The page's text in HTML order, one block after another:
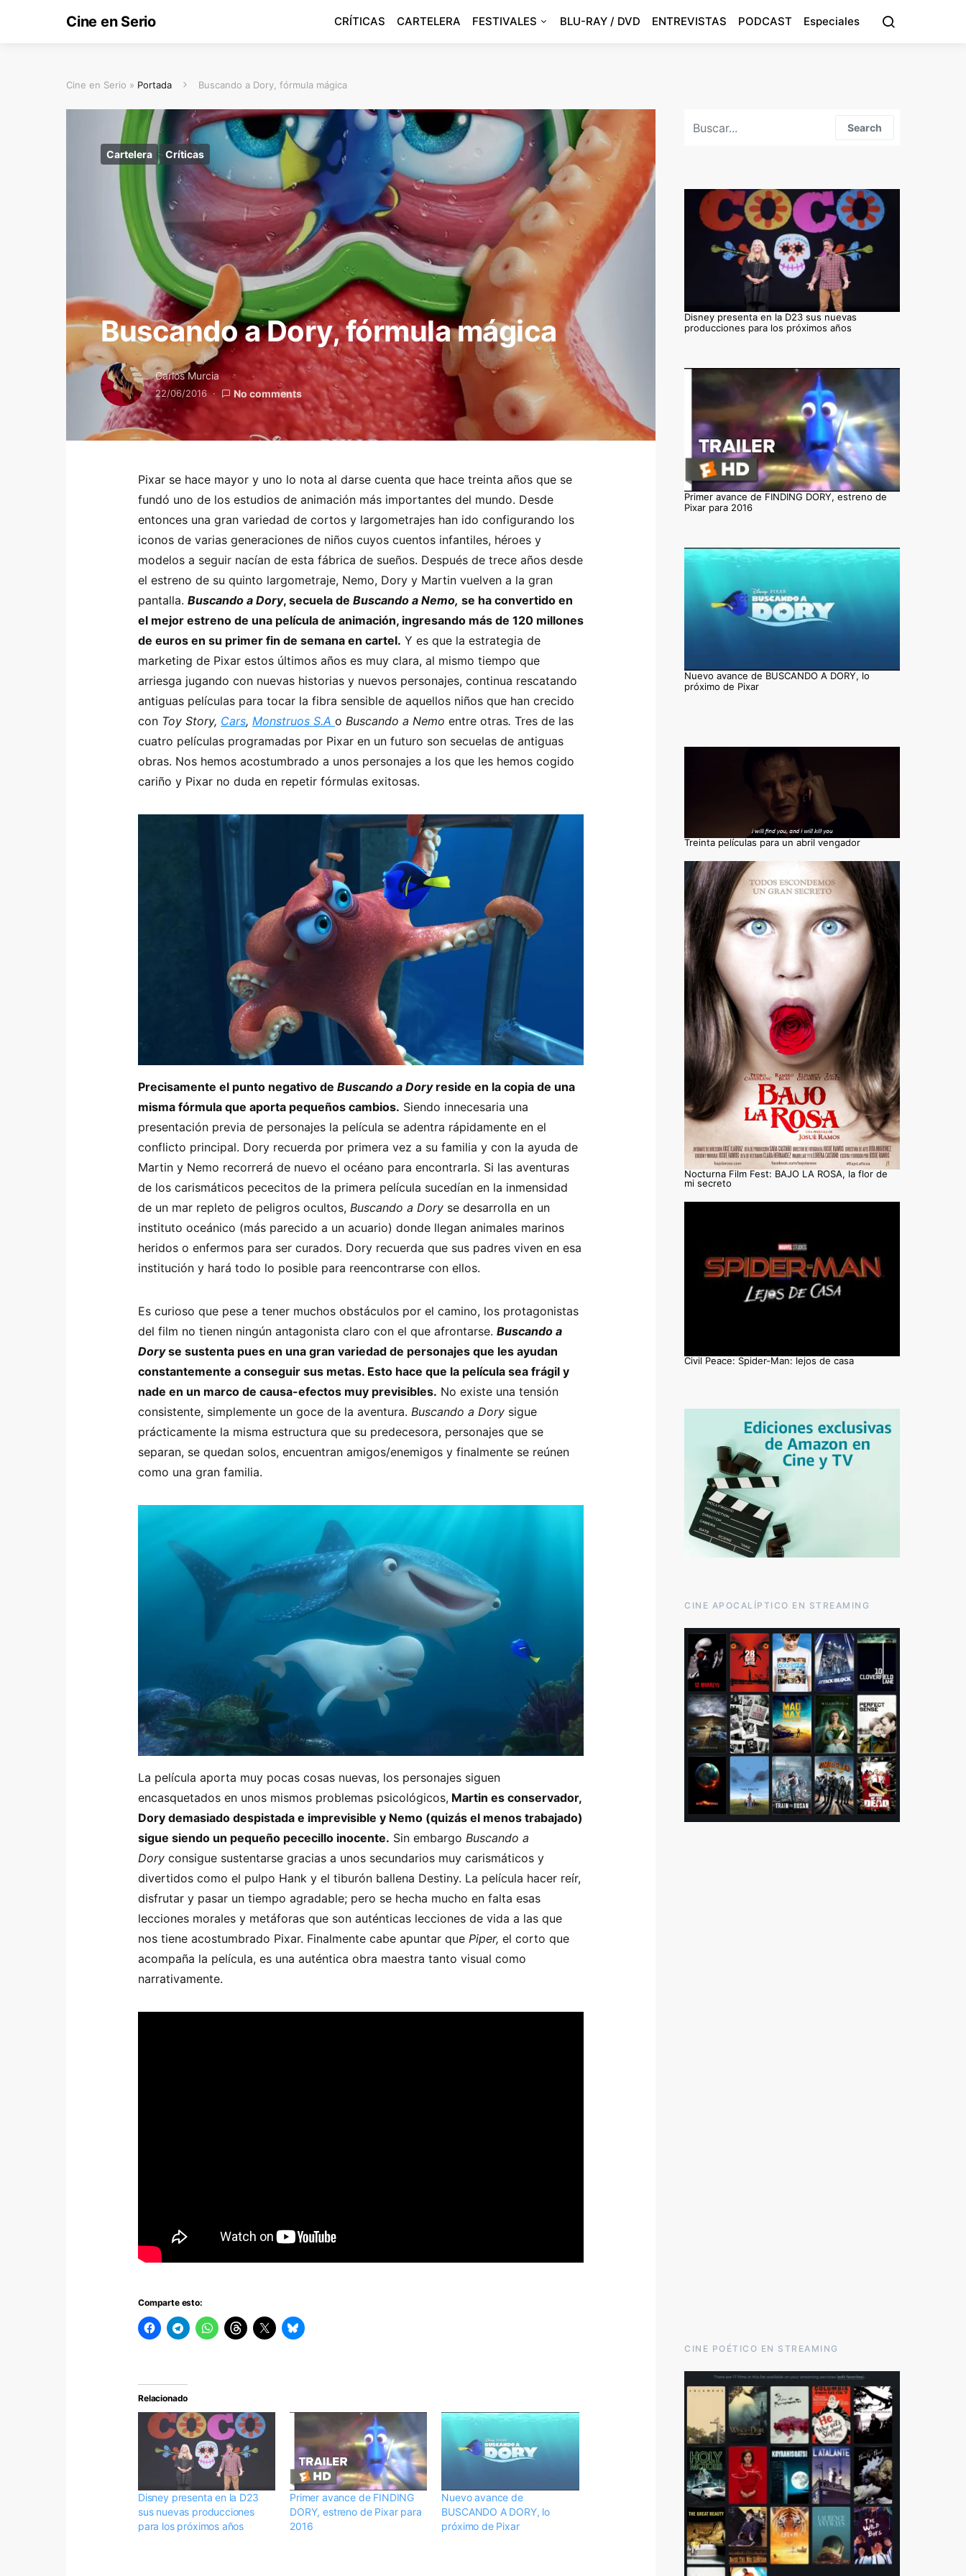
Cine en Serio CRÍTICAS CARTELERA FESTIVALES BLU-RAY / DVD ENTREVISTAS PODCAST Especiales
Cine en Serio » Portada Buscando a Dory, fórmula mágica
Cartelera Críticas
Buscando a Dory, fórmula mágica
Carlos Murcia
22/06/2016 No comments
Pixar se hace mayor y uno lo nota al darse cuenta que hace treinta años que se
fundó uno de los estudios de animación más importantes del mundo. Desde
entonces una gran variedad de cortos y largometrajes han ido configurando los
iconos de varias generaciones de niños cuyos cuentos infantiles, héroes y
modelos a seguir nacían de esta fábrica de sueños. Después de trece años desde
el estreno de su quinto largometraje, Nemo, Dory y Martin vuelven a la gran
pantalla. Buscando a Dory, secuela de Buscando a Nemo, se ha convertido en
el mejor estreno de una película de animación, ingresando más de 120 millones
de euros en su primer fin de semana en cartel. Y es que la estrategia de
marketing de Pixar estos últimos años es muy clara, al mismo tiempo que
arriesga jugando con nuevas historias y nuevos personajes, continua rescatando
antiguas películas para tocar la fibra sensible de aquellos niños que han crecido
con Toy Story, Cars, Monstruos S.A o Buscando a Nemo entre otras. Tres de las
cuatro películas programadas por Pixar en un futuro son secuelas de antiguas
obras. Nos hemos acostumbrado a unos personajes a los que les hemos cogido
cariño y Pixar no duda en repetir fórmulas exitosas.
Precisamente el punto negativo de Buscando a Dory reside en la copia de una
misma fórmula que aporta pequeños cambios. Siendo innecesaria una
presentación previa de personajes la película se adentra rápidamente en el
conflicto principal. Dory recuerda por primera vez a su familia y con la ayuda de
Martin y Nemo recorrerá de nuevo el océano para encontrarla. Si las aventuras
de los carismáticos pececitos de la primera película sucedían en la inmensidad
de un mar repleto de peligros ocultos, Buscando a Dory se desarrolla en un
instituto oceánico (más parecido a un acuario) donde llegan animales marinos
heridos o enfermos para ser curados. Dory recuerda que sus padres viven en esa
institución y hará todo lo posible para reencontrarse con ellos.
Es curioso que pese a tener muchos obstáculos por el camino, los protagonistas
del film no tienen ningún antagonista claro con el que afrontarse. Buscando a
Doryse sustenta pues en una gran variedad de personajes que les ayudan
constantemente a conseguir sus metas. Esto hace que la película sea frágil y
nade en un marco de causa-efectos muy previsibles. No existe una tensión
consistente, simplemente un goce de la aventura. Buscando a Dory sigue
prácticamente la misma estructura que su predecesora, personajes que se
separan, se quedan solos, encuentran amigos/enemigos y finalmente se reúnen
como una gran familia.
La película aporta muy pocas cosas nuevas, los personajes siguen
encasquetados en unos mismos problemas psicológicos, Martin es conservador,
Dory demasiado despistada e imprevisible y Nemo (quizás el menos trabajado)
sigue siendo un pequeño pececillo inocente. Sin embargo Buscando a
Dory consigue sustentarse gracias a unos secundarios muy carismáticos y
divertidos como el pulpo Hank y el tiburón ballena Destiny. La película hacer reír,
disfrutar y pasar un tiempo agradable; pero se hecha mucho en falta esas
lecciones morales y metáforas que son auténticas lecciones de vida a las que
nos tiene acostumbrado Pixar. Finalmente cabe apuntar que Piper, el corto que
acompaña la película, es una auténtica obra maestra tanto visual como
narrativamente.
Comparte esto:
Relacionado
Disney presenta en la D23
sus nuevas producciones
para los próximos años
Primer avance de FINDING
DORY, estreno de Pixar para
2016
Nuevo avance de
BUSCANDO A DORY, lo
próximo de Pixar
Search
Disney presenta en la D23 sus nuevas
producciones para los próximos años
Primer avance de FINDING DORY, estreno de
Pixar para 2016
Nuevo avance de BUSCANDO A DORY, lo
próximo de Pixar
Treinta películas para un abril vengador
Nocturna Film Fest: BAJO LA ROSA, la flor de
mi secreto
Civil Peace: Spider-Man: lejos de casa
CINE APOCALÍPTICO EN STREAMING
CINE POÉTICO EN STREAMING